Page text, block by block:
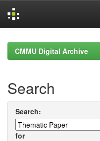
navigationCMMU Digital Archive
Search
Search:
for